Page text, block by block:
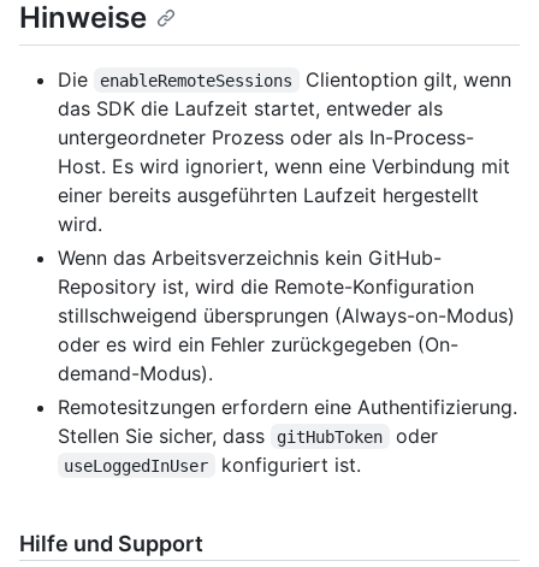
Hinweise
Die enableRemoteSessions
Clientoption gilt, wenn
das SDK die Laufzeit startet, entweder als
untergeordneter Prozess oder als In-Process-
Host. Es wird ignoriert, wenn eine Verbindung mit
einer bereits ausgeführten Laufzeit hergestellt
wird.
Wenn das Arbeitsverzeichnis kein GitHub-
Repository ist, wird die Remote-Konfiguration
stillschweigend übersprungen (Always-on-Modus)
oder es wird ein Fehler zurückgegeben (On-
demand-Modus).
Remotesitzungen erfordern eine Authentifizierung.
Stellen Sie sicher, dass
gitHubToken oder
useLoggedInUser konfiguriert ist.
Hilfe und Support